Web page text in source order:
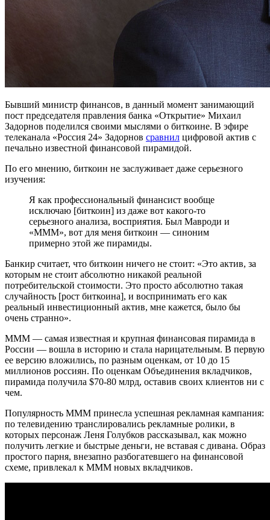
Бывший министр финансов, в данный момент занимающий
пост председателя правления банка «Открытие» Михаил
Задорнов поделился своими мыслями о биткоине. В эфире
телеканала «Россия 24» Задорнов сравнил цифровой актив с
печально известной финансовой пирамидой.
По его мнению, биткоин не заслуживает даже серьезного
изучения:
Я как профессиональный финансист вообще
исключаю [биткоин] из даже вот какого-то
серьезного анализа, восприятия. Был Мавроди и
«МММ», вот для меня биткоин — синоним
примерно этой же пирамиды.
Банкир считает, что биткоин ничего не стоит: «Это актив, за
которым не стоит абсолютно никакой реальной
потребительской стоимости. Это просто абсолютно такая
случайность [рост биткоина], и воспринимать его как
реальный инвестиционный актив, мне кажется, было бы
очень странно».
МММ — самая известная и крупная финансовая пирамида в
России — вошла в историю и стала нарицательным. В первую
ее версию вложились, по разным оценкам, от 10 до 15
миллионов россиян. По оценкам Объединения вкладчиков,
пирамида получила $70-80 млрд, оставив своих клиентов ни с
чем.
Популярность МММ принесла успешная рекламная кампания:
по телевидению транслировались рекламные ролики, в
которых персонаж Леня Голубков рассказывал, как можно
получить легкие и быстрые деньги, не вставая с дивана. Образ
простого парня, внезапно разбогатевшего на финансовой
схеме, привлекал к МММ новых вкладчиков.